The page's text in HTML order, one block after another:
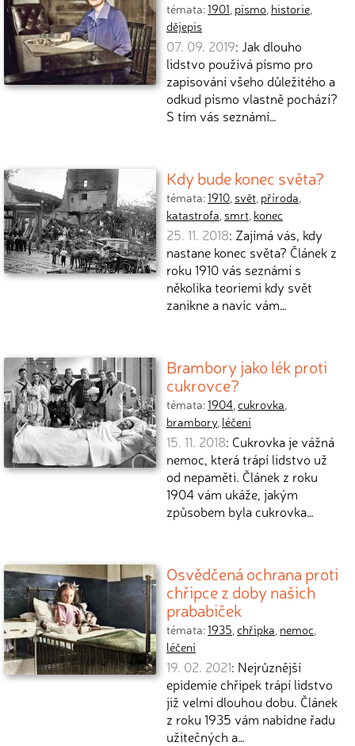
témata:1901, písmo, historie,
dějepis
07. 09. 2019: Jak dlouho
lidstvo používá písmo pro
zapisování všeho důležitého a
odkud písmo vlastně pochází?
S tím vás seznámí…
Kdy bude konec světa?
témata:1910, svět, příroda,
katastrofa, smrt, konec
25. 11. 2018: Zajímá vás, kdy
nastane konec světa? Článek z
roku 1910 vás seznámí s
několika teoriemi kdy svět
zanikne a navíc vám…
Brambory jako lék proti
cukrovce?
témata:1904,cukrovka,
brambory, léčení
15. 11. 2018: Cukrovka je vážná
nemoc, která trápí lidstvo už
od nepaměti. Článek z roku
1904 vám ukáže, jakým
způsobem byla cukrovka…
Osvědčená ochrana proti
chřipce z doby našich
prababiček
témata:1935,chřipka, nemoc,
léčení
19. 02. 2021: Nejrůznější
epidemie chřipek trápí lidstvo
již velmi dlouhou dobu. Článek
z roku 1935 vám nabídne řadu
užitečných a…